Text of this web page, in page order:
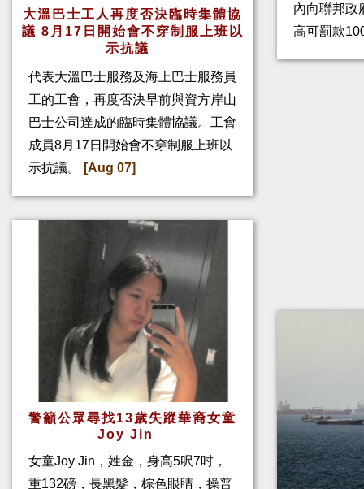
大溫巴士工人再度否決臨時集體協
議 8月17日開始會不穿制服上班以
示抗議
代表大溫巴士服務及海上巴士服務員
工的工會，再度否決早前與資方岸山
巴士公司達成的臨時集體協議。工會
成員8月17日開始會不穿制服上班以
示抗議。
[Aug 07]
警籲公眾尋找13歲失蹤華裔女童
Joy Jin
女童Joy Jin，姓金，身高5呎7吋，
重132磅，長黑髮，棕色眼睛，操普
內向聯邦政
高可罰款